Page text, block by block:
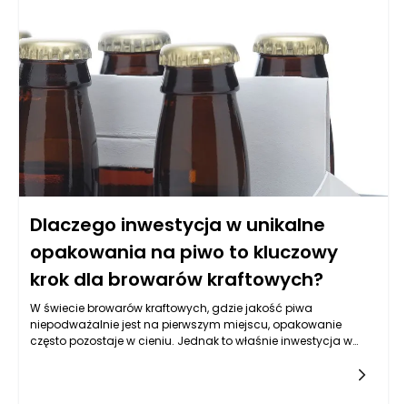
Dlaczego inwestycja w unikalne
opakowania na piwo to kluczowy
krok dla browarów kraftowych?
W świecie browarów kraftowych, gdzie jakość piwa
niepodważalnie jest na pierwszym miejscu, opakowanie
często pozostaje w cieniu. Jednak to właśnie inwestycja w